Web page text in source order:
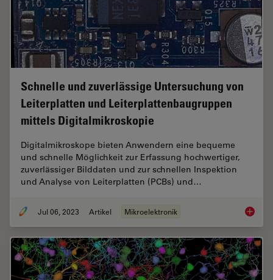
Schnelle und zuverlässige Untersuchung von
Leiterplatten und Leiterplattenbaugruppen
mittels Digitalmikroskopie
Digitalmikroskope bieten Anwendern eine bequeme
und schnelle Möglichkeit zur Erfassung hochwertiger,
zuverlässiger Bilddaten und zur schnellen Inspektion
und Analyse von Leiterplatten (PCBs) und…
Jul 06, 2023 Artikel Mikroelektronik